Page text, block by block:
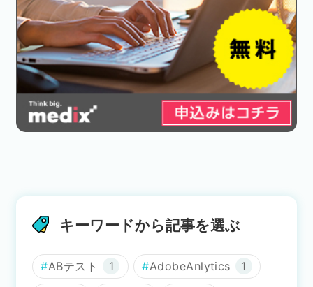
キーワードから記事を選ぶ
ABテスト 1 AdobeAnlytics 1